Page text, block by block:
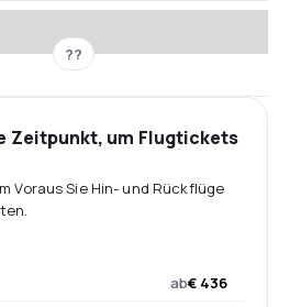
??
Zeitpunkt, um Flugtickets
Voraus Sie Hin- und Rückflüge
ab€ 436